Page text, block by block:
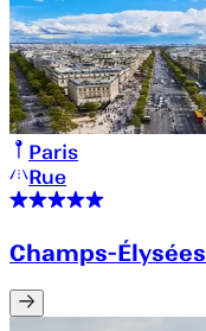
Paris
Rue
Champs-Élysées